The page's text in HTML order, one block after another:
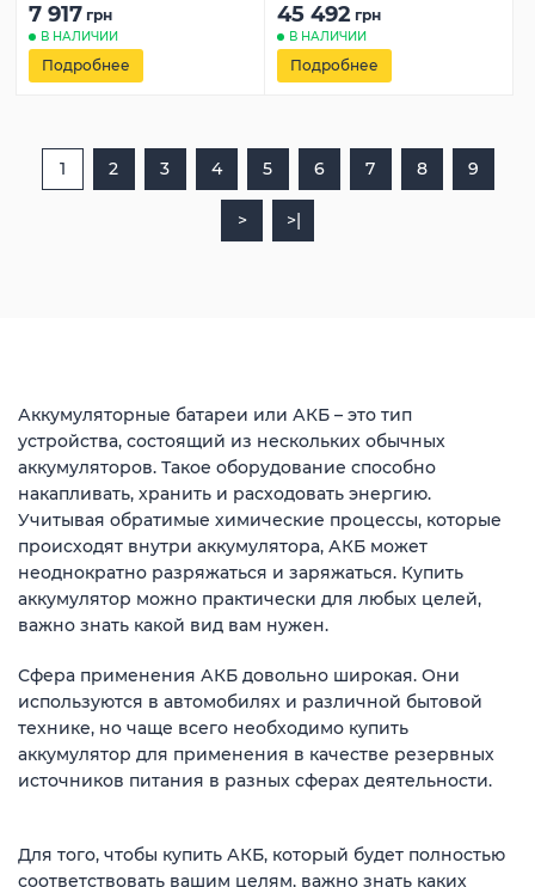
7 917 грн
В НАЛИЧИИ
Подробнее
45 492 грн
В НАЛИЧИИ
Подробнее
1 2 3 4 5 6 7 8 9
> >|
Аккумуляторные батареи или АКБ – это тип
устройства, состоящий из нескольких обычных
аккумуляторов. Такое оборудование способно
накапливать, хранить и расходовать энергию.
Учитывая обратимые химические процессы, которые
происходят внутри аккумулятора, АКБ может
неоднократно разряжаться и заряжаться. Купить
аккумулятор можно практически для любых целей,
важно знать какой вид вам нужен.
Сфера применения АКБ довольно широкая. Они
используются в автомобилях и различной бытовой
технике, но чаще всего необходимо купить
аккумулятор для применения в качестве резервных
источников питания в разных сферах деятельности.
Для того, чтобы купить АКБ, который будет полностью
соответствовать вашим целям, важно знать каких